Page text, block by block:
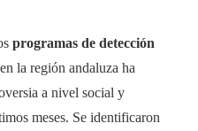
programas de detección
en la región andaluza ha
a nivel social y
meses. Se identificaron